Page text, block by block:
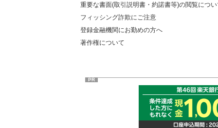
重要な書面(取引説明書・約諾書等)の閲覧につ
フィッシング詐欺にご注意
登録金融機関にお勤めの方へ
著作権について
PR